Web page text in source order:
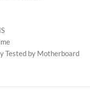
Tested by Motherboard